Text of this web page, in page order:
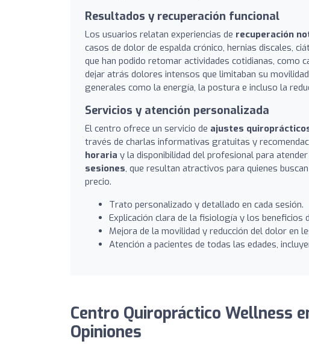
Resultados y recuperación funcional
Los usuarios relatan experiencias de recuperación
casos de dolor de espalda crónico, hernias discales,
que han podido retomar actividades cotidianas, como
dejar atrás dolores intensos que limitaban su
generales como la energía, la postura e incluso la
Servicios y atención personalizada
El centro ofrece un servicio de ajustes
través de charlas informativas gratuitas y
horaria y la disponibilidad del profesional para
sesiones, que resultan atractivos para quienes
precio.
Trato personalizado y detallado en cada sesión.
Explicación clara de la fisiología y los beneficios
Mejora de la movilidad y reducción del dolor en
Atención a pacientes de todas las edades,
Centro Quiropráctico Wellness
Opiniones